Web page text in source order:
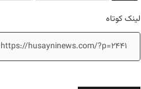
لینک کوتاه